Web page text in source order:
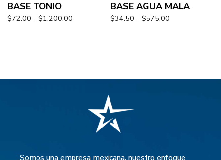
BASE TONIO
$72.00 – $1,200.00
BASE AGUA MALA
$34.50 – $575.00
Somos una empresa mexicana, nuestro enfoque